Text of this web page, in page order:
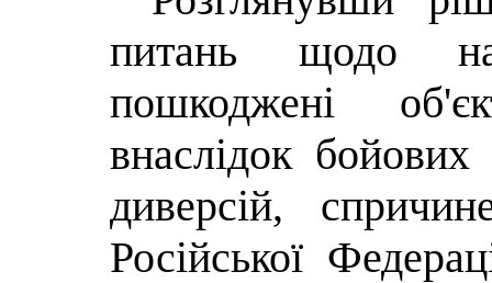
питань щодо
пошкоджені
внаслідок бойових
диверсій,
Російської